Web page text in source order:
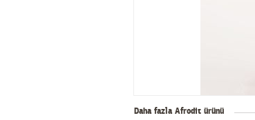
Daha fazla Afrodit ürünü